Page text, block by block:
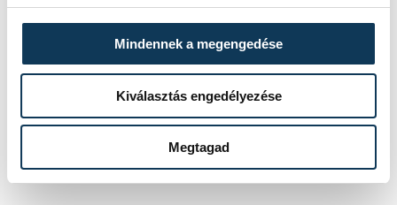
Mindennek a megengedése
Kiválasztás engedélyezése
Megtagad
SZERZŐ
vehir.hu